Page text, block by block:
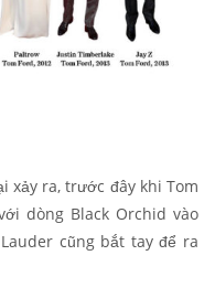
xảy ra, trước đây khi Tom
dòng Black Orchid vào
cũng bắt tay để ra